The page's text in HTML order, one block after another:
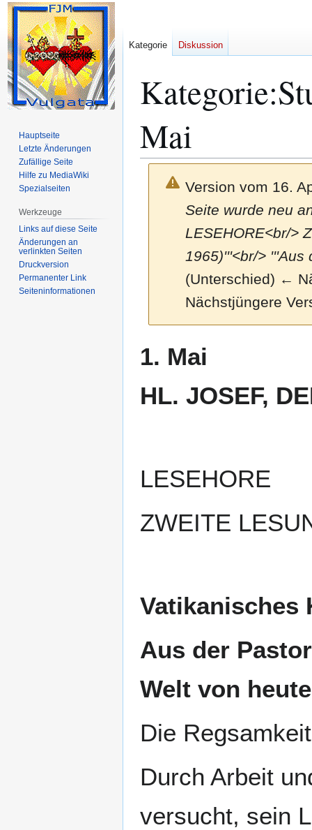
Kategorie:
Mai
Version vom 16.
Seite wurde neu
LESEHORE<br/>
1965)'''<br/> '''Aus
(Unterschied) ←
Nächstjüngere
Navigation
Suche
1. Mai
HL. JOSEF,
LESEHORE
ZWEITE
Vatikanisches
Aus der
Welt von heute
Die
Durch Arbeit
versucht, sein
Kategorie Diskussion
Hauptseite
Letzte Änderungen
Zufällige Seite
Hilfe zu MediaWiki
Spezialseiten
Werkzeuge
Links auf diese Seite
Änderungen an
verlinkten Seiten
Druckversion
Permanenter Link
Seiten­­informationen